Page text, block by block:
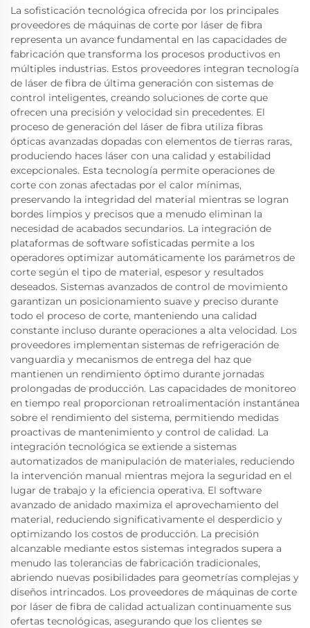
La sofisticación tecnológica ofrecida por los principales
proveedores de máquinas de corte por láser de fibra
representa un avance fundamental en las capacidades de
fabricación que transforma los procesos productivos en
múltiples industrias. Estos proveedores integran tecnología
de láser de fibra de última generación con sistemas de
control inteligentes, creando soluciones de corte que
ofrecen una precisión y velocidad sin precedentes. El
proceso de generación del láser de fibra utiliza fibras
ópticas avanzadas dopadas con elementos de tierras raras,
produciendo haces láser con una calidad y estabilidad
excepcionales. Esta tecnología permite operaciones de
corte con zonas afectadas por el calor mínimas,
preservando la integridad del material mientras se logran
bordes limpios y precisos que a menudo eliminan la
necesidad de acabados secundarios. La integración de
plataformas de software sofisticadas permite a los
operadores optimizar automáticamente los parámetros de
corte según el tipo de material, espesor y resultados
deseados. Sistemas avanzados de control de movimiento
garantizan un posicionamiento suave y preciso durante
todo el proceso de corte, manteniendo una calidad
constante incluso durante operaciones a alta velocidad. Los
proveedores implementan sistemas de refrigeración de
vanguardia y mecanismos de entrega del haz que
mantienen un rendimiento óptimo durante jornadas
prolongadas de producción. Las capacidades de monitoreo
en tiempo real proporcionan retroalimentación instantánea
sobre el rendimiento del sistema, permitiendo medidas
proactivas de mantenimiento y control de calidad. La
integración tecnológica se extiende a sistemas
automatizados de manipulación de materiales, reduciendo
la intervención manual mientras mejora la seguridad en el
lugar de trabajo y la eficiencia operativa. El software
avanzado de anidado maximiza el aprovechamiento del
material, reduciendo significativamente el desperdicio y
optimizando los costos de producción. La precisión
alcanzable mediante estos sistemas integrados supera a
menudo las tolerancias de fabricación tradicionales,
abriendo nuevas posibilidades para geometrías complejas y
diseños intrincados. Los proveedores de máquinas de corte
por láser de fibra de calidad actualizan continuamente sus
ofertas tecnológicas, asegurando que los clientes se